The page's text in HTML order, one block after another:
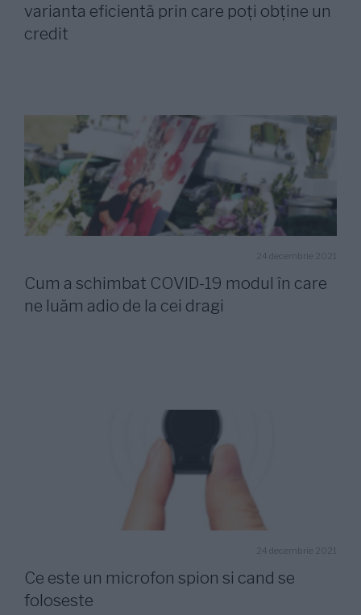
varianta eficientă prin care poți obține un
credit
24 decembrie 2021
Cum a schimbat COVID-19 modul în care
ne luăm adio de la cei dragi
24 decembrie 2021
Ce este un microfon spion si cand se
foloseste